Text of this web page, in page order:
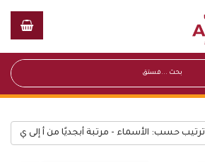
ترتيب حسب: الأسماء - مرتبة أبجديًا من أ إلى ي